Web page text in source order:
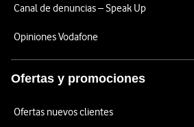
Canal de denuncias – Speak Up
Opiniones Vodafone
Ofertas y promociones
Ofertas nuevos clientes